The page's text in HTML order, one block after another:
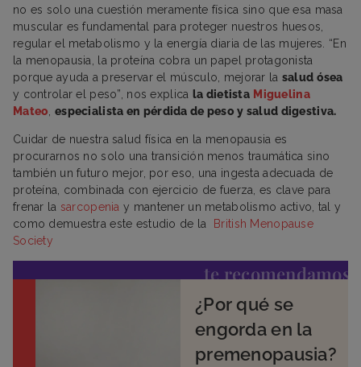
no es solo una cuestión meramente física sino que esa masa
muscular es fundamental para proteger nuestros huesos,
regular el metabolismo y la energía diaria de las mujeres. “En
la menopausia, la proteína cobra un papel protagonista
porque ayuda a preservar el músculo, mejorar la salud ósea
y controlar el peso”, nos explica la dietista Miguelina
Mateo ,especialista en pérdida de peso y salud digestiva.
Cuidar de nuestra salud física en la menopausia es
procurarnos no solo una transición menos traumática sino
también un futuro mejor, por eso, una ingesta adecuada de
proteína, combinada con ejercicio de fuerza, es clave para
frenar la sarcopenia y mantener un metabolismo activo, tal y
como demuestra este estudio de la
British Menopause
Society
te recomendamos
¿Por qué se
engorda en la
premenopausia?